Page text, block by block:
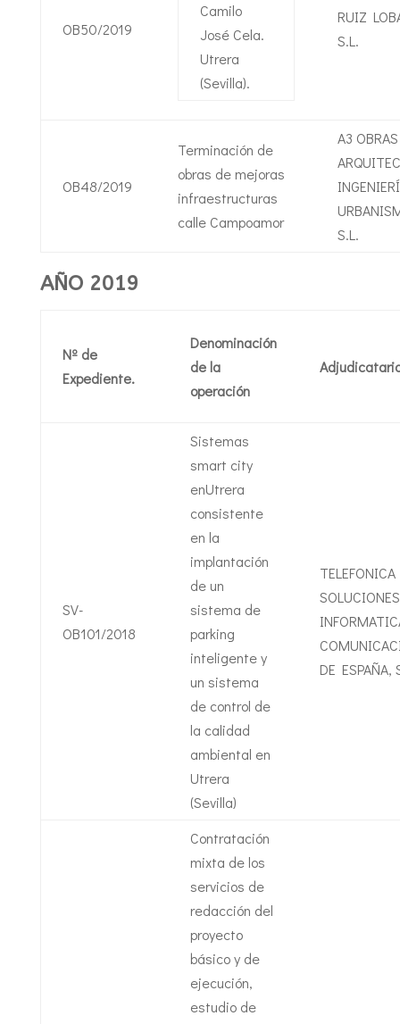
OB50/2019
Camilo
José Cela.
Utrera
(Sevilla).
RUIZ
S.L.
OB48/2019
Terminación de
obras de mejoras
infraestructuras
calle Campoamor
A3
S.L.
AÑO 2019
Nº de
Expediente.
Denominación
de la
operación
SV-
OB101/2018
Sistemas
smart city
enUtrera
consistente
en la
implantación
de un
sistema de
parking
inteligente y
un sistema
de control de
la calidad
ambiental en
Utrera
(Sevilla)
TELEFONICA
DE ESPAÑA,
Contratación
mixta de los
servicios de
redacción del
proyecto
básico y de
ejecución,
estudio de